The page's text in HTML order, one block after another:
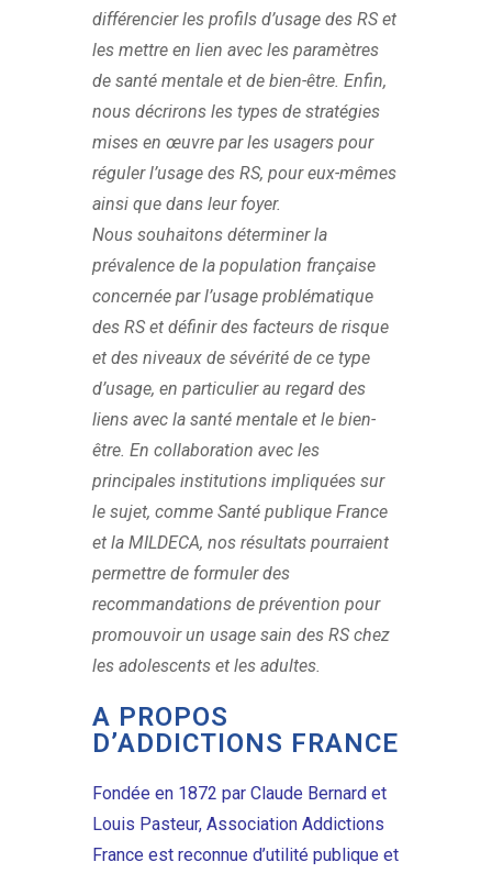
différencier les profils d’usage des RS et
les mettre en lien avec les paramètres
de santé mentale et de bien-être. Enfin,
nous décrirons les types de stratégies
mises en œuvre par les usagers pour
réguler l’usage des RS, pour eux-mêmes
ainsi que dans leur foyer.
Nous souhaitons déterminer la
prévalence de la population française
concernée par l’usage problématique
des RS et définir des facteurs de risque
et des niveaux de sévérité de ce type
d’usage, en particulier au regard des
liens avec la santé mentale et le bien-
être. En collaboration avec les
principales institutions impliquées sur
le sujet, comme Santé publique France
et la MILDECA, nos résultats pourraient
permettre de formuler des
recommandations de prévention pour
promouvoir un usage sain des RS chez
les adolescents et les adultes.
A PROPOS
D’ADDICTIONS FRANCE
Fondée en 1872 par Claude Bernard et
Louis Pasteur, Association Addictions
France est reconnue d’utilité publique et